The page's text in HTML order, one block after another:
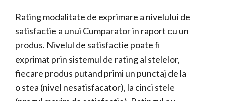
Rating modalitate de exprimare a nivelului de
satisfactie a unui Cumparator in raport cu un
produs. Nivelul de satisfactie poate fi
exprimat prin sistemul de rating al stelelor,
fiecare produs putand primi un punctaj de la
o stea (nivel nesatisfacator), la cinci stele